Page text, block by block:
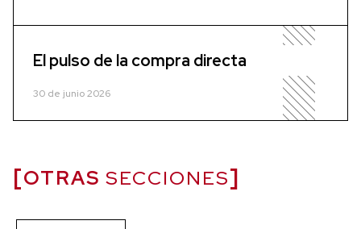
El pulso de la compra directa
30 de junio 2026
OTRAS SECCIONES